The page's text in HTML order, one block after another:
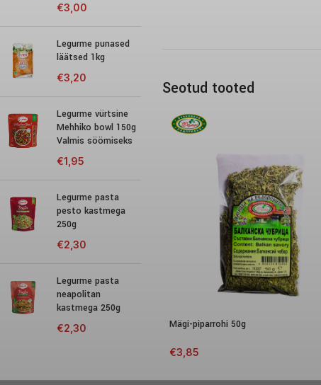
€3,00
Legurme punased
läätsed 1kg
€3,20
Legurme vürtsine
Mehhiko bowl 150g
Valmis söömiseks
€1,95
Legurme pasta
pesto kastmega
250g
€2,30
Legurme pasta
neapolitan
kastmega 250g
€2,30
Seotud tooted
Mägi-piparrohi 50g
€3,85